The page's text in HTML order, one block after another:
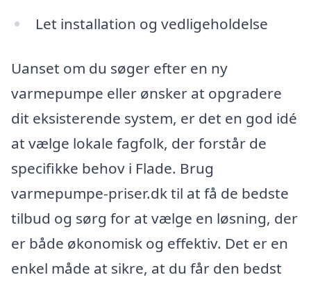
Let installation og vedligeholdelse
Uanset om du søger efter en ny
varmepumpe eller ønsker at opgradere
dit eksisterende system, er det en god idé
at vælge lokale fagfolk, der forstår de
specifikke behov i Flade. Brug
varmepumpe-priser.dk til at få de bedste
tilbud og sørg for at vælge en løsning, der
er både økonomisk og effektiv. Det er en
enkel måde at sikre, at du får den bedst